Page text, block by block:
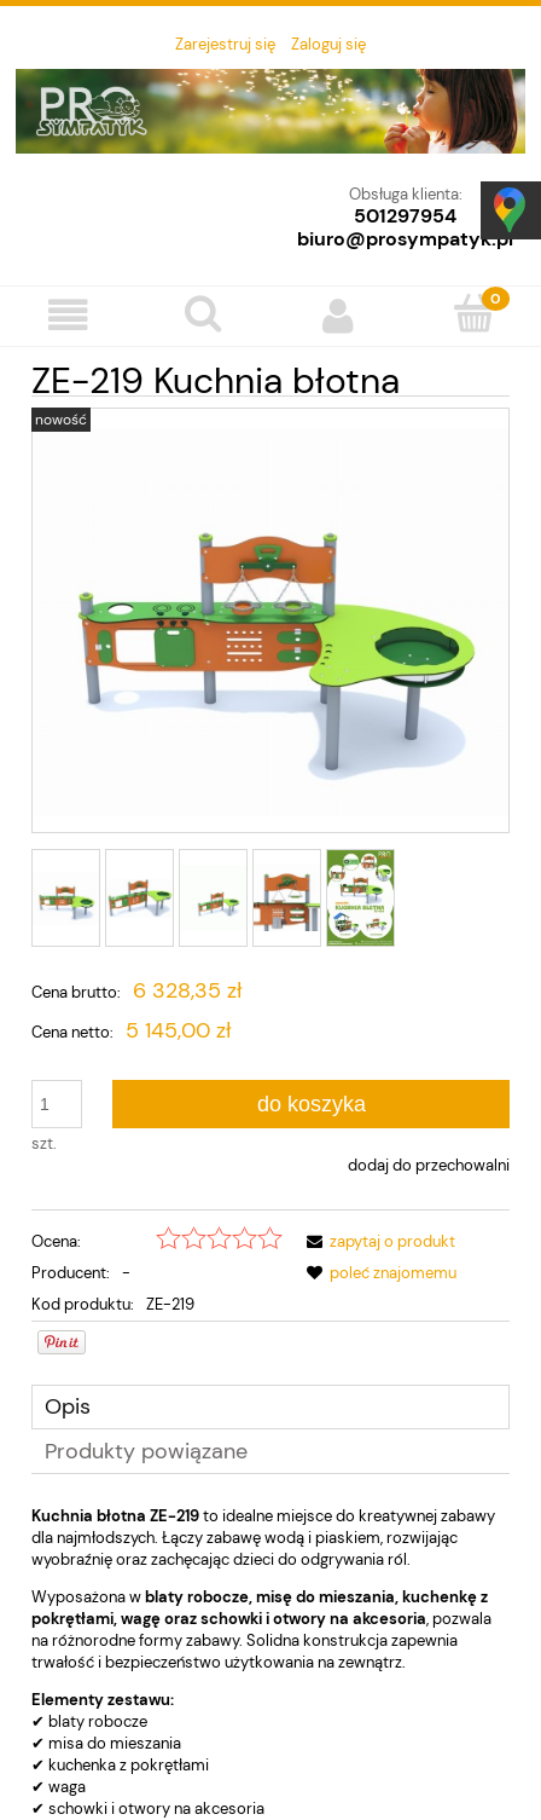
Zarejestruj się Zaloguj się
Obsługa klienta:
501297954
biuro@prosympatyk.pl
ZE-219 Kuchnia błotna
nowość
Cena brutto: 6 328,35 zł
Cena netto: 5 145,00 zł
szt.
do koszyka
dodaj do przechowalni
Ocena:
Producent:
-
Kod produktu:
ZE-219
zapytaj o produkt
poleć znajomemu
Opis
Produkty powiązane
Kuchnia błotna ZE-219to idealne miejsce do kreatywnej zabawy
dla najmłodszych. Łączy zabawę wodą i piaskiem, rozwijając
wyobraźnię oraz zachęcając dzieci do odgrywania ról.
Wyposażona wblaty robocze, misę do mieszania, kuchenkę z
pokrętłami, wagę oraz schowki i otwory na akcesoria, pozwala
na różnorodne formy zabawy. Solidna konstrukcja zapewnia
trwałość i bezpieczeństwo użytkowania na zewnątrz.
Elementy zestawu:
✔ blaty robocze
✔ misa do mieszania
✔ kuchenka z pokrętłami
✔ waga
✔ schowki i otwory na akcesoria